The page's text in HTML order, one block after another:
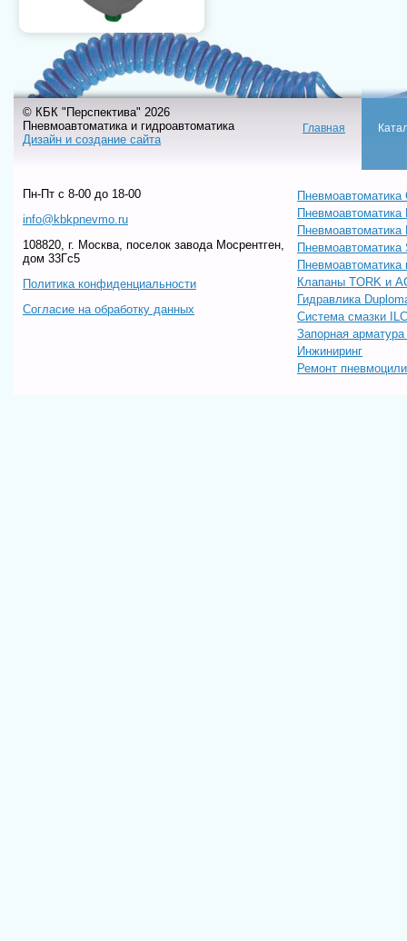
© КБК "Перспектива" 2026
Пневмоавтоматика и гидроавтоматика
Дизайн и создание сайта
Главная
Пн-Пт c 8-00 до 18-00
info@kbkpnevmo.ru
108820, г. Москва, поселок завода Мосрентген,
дом 33Гс5
Политика конфиденциальности
Согласие на обработку данных
Пневмоавтоматика
Пневмоавтоматика
Пневмоавтоматика
Пневмоавтоматика
Клапаны TORK и
Гидравлика
Система смазки ILC
Запорная
Инжиниринг
Ремонт